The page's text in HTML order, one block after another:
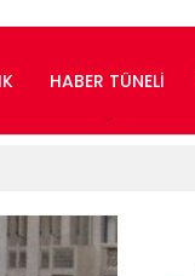
HABER TÜNELI